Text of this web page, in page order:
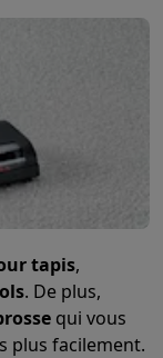
sans fil
Écouteurs sans fil
Apple MacBook
Enceintes PC
Samsung Galaxy Tab
papierCricut
CPL &
tapis,
. De plus,
qui vous
plus facilement.